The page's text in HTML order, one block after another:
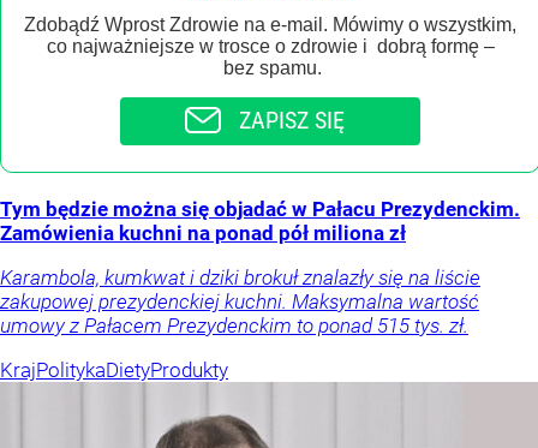
Zdobądź Wprost Zdrowie na e-mail. Mówimy o wszystkim,
co najważniejsze w trosce o zdrowie i dobrą formę –
bez spamu.
ZAPISZ SIĘ
Tym będzie można się objadać w Pałacu Prezydenckim.
Zamówienia kuchni na ponad pół miliona zł
Karambola, kumkwat i dziki brokuł znalazły się na liście
zakupowej prezydenckiej kuchni. Maksymalna wartość
umowy z Pałacem Prezydenckim to ponad 515 tys. zł.
KrajPolitykaDietyProdukty